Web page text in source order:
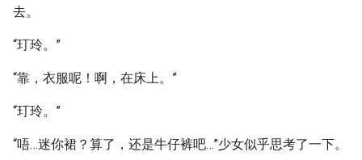
去。
“玎玲。”
“靠，衣服呢！啊，在床上。”
“玎玲。”
“唔…迷你裙？算了，还是牛仔裤吧…”少女似乎思考了一下。